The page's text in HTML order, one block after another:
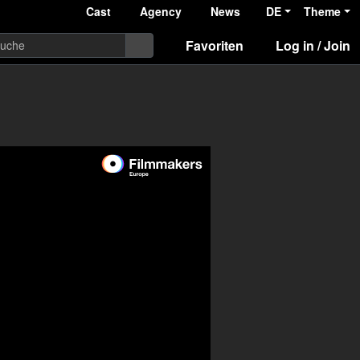
Cast Agency News DE Theme
Favoriten Log in / Join